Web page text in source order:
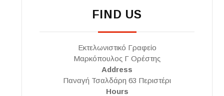
FIND US
Εκτελωνιστικό Γραφείο
Μαρκόπουλος Γ Ορέστης
Address
Παναγή Τσαλδάρη 63 Περιστέρι
Hours